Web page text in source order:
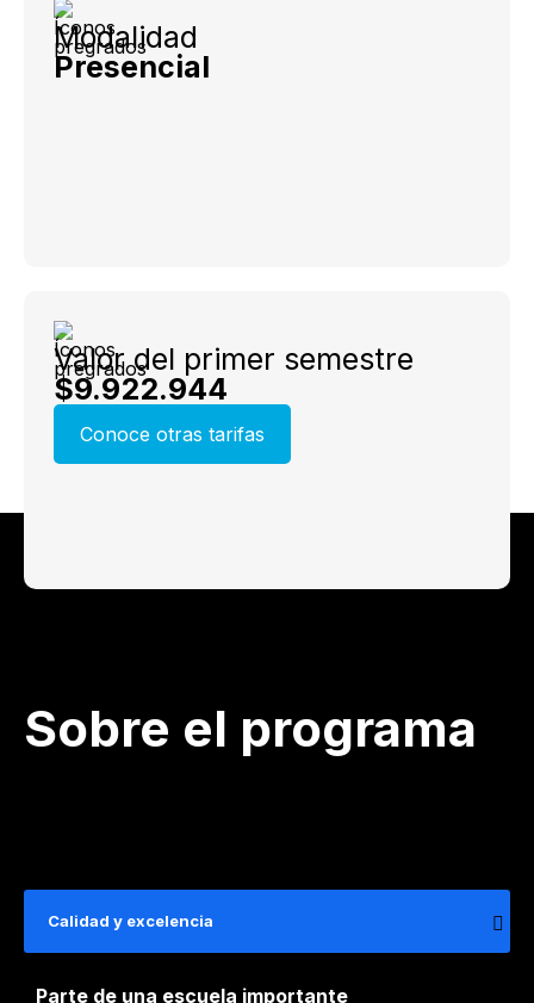
Modalidad
Presencial
Valor del primer semestre
$9.922.944
Conoce otras tarifas
Sobre el programa
Calidad y excelencia
Parte de una escuela importante